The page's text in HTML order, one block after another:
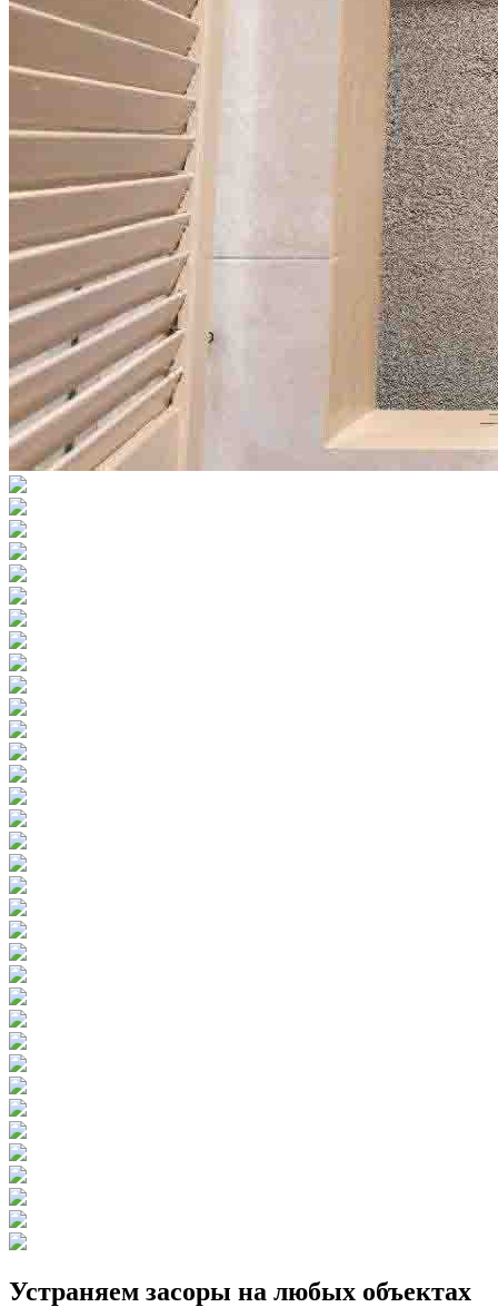
Устраняем засоры на любых объектах